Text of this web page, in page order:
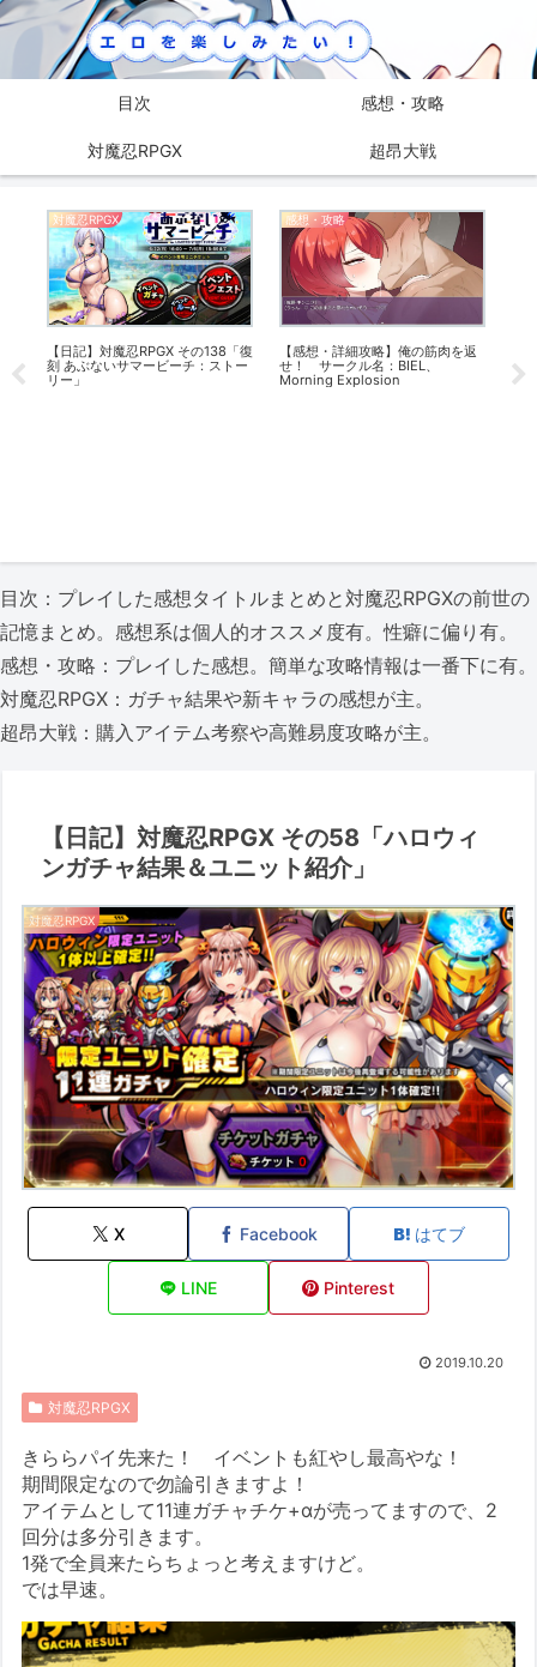
目次 感想・攻略
対魔忍RPGX 超昂大戦
対魔忍RPGX
【日記】対魔忍RPGX その138「復
刻 あぶないサマービーチ：ストー
リー」
感想・攻略
【感想・詳細攻略】俺の筋肉を返
せ！ サークル名：BIEL、
Morning Explosion
帰
禁-
目次：プレイした感想タイトルまとめと対魔忍RPGXの前世の
記憶まとめ。感想系は個人的オススメ度有。性癖に偏り有。
感想・攻略：プレイした感想。簡単な攻略情報は一番下に有。
対魔忍RPGX：ガチャ結果や新キャラの感想が主。
超昂大戦：購入アイテム考察や高難易度攻略が主。
【日記】対魔忍RPGX その58「ハロウィ
ンガチャ結果＆ユニット紹介」
対魔忍RPGX
X Facebook はてブ
LINE Pinterest
2019.10.20
対魔忍RPGX
きららパイ先来た！ イベントも紅やし最高やな！
期間限定なので勿論引きますよ！
アイテムとして11連ガチャチケ+αが売ってますので、2
回分は多分引きます。
1発で全員来たらちょっと考えますけど。
では早速。